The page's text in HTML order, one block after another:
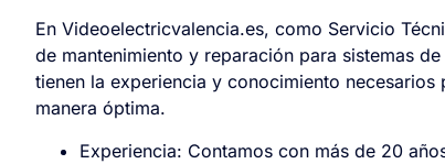
En Videoelectricvalencia.es, como Servicio
de mantenimiento y reparación para sistemas
tienen la experiencia y conocimiento
manera óptima.
Experiencia: Contamos con más de 20